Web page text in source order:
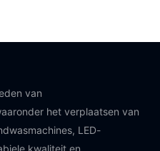
van
het verplaatsen van
LED-
kwaliteit en